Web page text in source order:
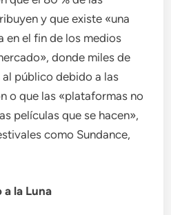
y que existe «una
en el fin de los medios
donde miles de
público debido a las
o que las «plataformas no
películas que se hacen»,
como Sundance,
la Luna